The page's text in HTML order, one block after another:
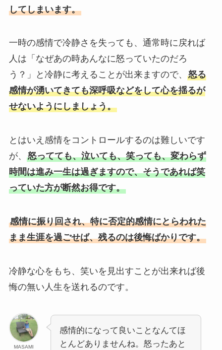
してしまいます。
一時の感情で冷静さを失っても、通常時に戻れば
人は「なぜあの時あんなに怒っていたのだろ
う？」と冷静に考えることが出来ますので、 怒る
感情が湧いてきても深呼吸などをして心を揺るが
せないようにしましょう。
とはいえ感情をコントロールするのは難しいです
が、 怒ってても、泣いても、笑っても、変わらず
時間は進み一生は過ぎますので、そうであれば笑
っていた方が断然お得です。
感情に振り回され、特に否定的感情にとらわれた
まま生涯を過ごせば、残るのは後悔ばかりです。
冷静な心をもち、笑いを見出すことが出来れば後
悔の無い人生を送れるのです。
MASAMI
感情的になって良いことなんてほ
とんどありませんね。怒ったあと